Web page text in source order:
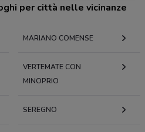
per città nelle vicinanze
MARIANO COMENSE
VERTEMATE CON
MINOPRIO
SEREGNO